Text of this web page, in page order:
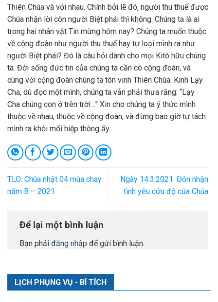
Thiên Chúa và với nhau. Chính bởi lẽ đó, người thu thuế được
Chúa nhận lời còn người Biệt phái thì không. Chúng ta là ai
trong hai nhân vật Tin mừng hôm nay? Chúng ta muốn thuộc
về cộng đoàn như người thu thuế hay tự loại mình ra như
người Biệt phái? Đó là câu hỏi dành cho mọi Kitô hữu chúng
ta. Đời sống đức tin của chúng ta cần có cộng đoàn, và
cùng với cộng đoàn chúng ta tôn vinh Thiên Chúa. Kinh Lạy
Cha, dù đọc một mình, chúng ta vẫn phải thưa rằng: “Lạy
Cha chúng con ở trên trời…” Xin cho chúng ta ý thức mình
thuộc về nhau, thuộc về cộng đoàn, và đừng bao giờ tự tách
mình ra khỏi mối hiệp thông ấy.
TLO: Chúa nhật 04 mùa chay
năm B – 2021
Ngày 14.3.2021: Đón nhận
tình yêu cứu độ của Chúa
Để lại một bình luận
Bạn phải đăng nhập để gửi bình luận.
LỊCH PHỤNG VỤ - BÍ TÍCH